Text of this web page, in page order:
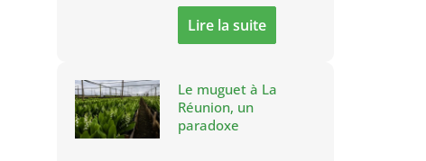
Lire la suite
Le muguet à La
Réunion, un
paradoxe